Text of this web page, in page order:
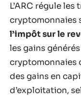
L’ARC régule
cryptomonnaies
l’impôt sur le
les gains
cryptomonnaies
des gains en
d’exploitation,